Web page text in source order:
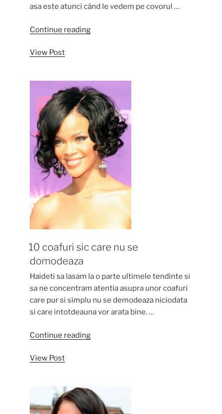
asa este atunci când le vedem pe covorul …
Continue reading“Celebritatile
View Post
10 coafuri sic care nu se
domodeaza
Haideti sa lasam la o parte ultimele tendinte si
sa ne concentram atentia asupra unor coafuri
care pur si simplu nu se demodeaza niciodata
si care intotdeauna vor arata bine. …
Continue reading“10
se
domodeaza”
View Post